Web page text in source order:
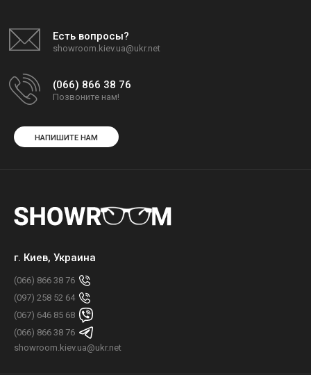
Есть вопросы?
showroom.kiev.ua@ukr.net
(066) 866 38 76
Позвоните нам!
НАПИШИТЕ НАМ
г. Киев, Украина
(066) 866 38 76
(097) 258 52 64
(067) 646 85 68
(066) 866 38 76
showroom.kiev.ua@ukr.net